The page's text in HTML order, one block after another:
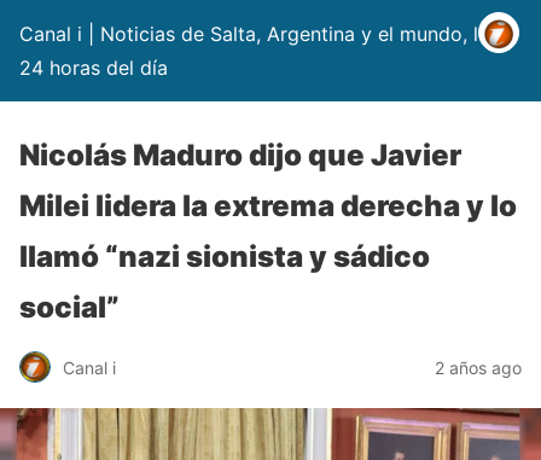
Canal i | Noticias de Salta, Argentina y el mundo, las
24 horas del día
Nicolás Maduro dijo que Javier
Milei lidera la extrema derecha y lo
llamó “nazi sionista y sádico
social”
Canal i 2 años ago